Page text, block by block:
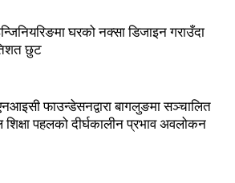
घरको नक्सा डिजाइन गराउँदा
छुट
फाउन्डेसनद्वारा बागलुङमा सञ्चालित
पहलको दीर्घकालीन प्रभाव अवलोकन